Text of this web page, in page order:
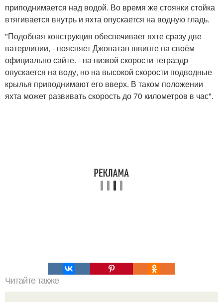
приподнимается над водой. Во время же стоянки стойка
втягивается внутрь и яхта опускается на водную гладь.
"Подобная конструкция обеспечивает яхте сразу две
ватерлинии, - поясняет Джонатан швинге на своём
официально сайте. - на низкой скорости тетраэдр
опускается на воду, но на высокой скорости подводные
крылья приподнимают его вверх. В таком положении
яхта может развивать скорость до 70 километров в час".
Читайте также